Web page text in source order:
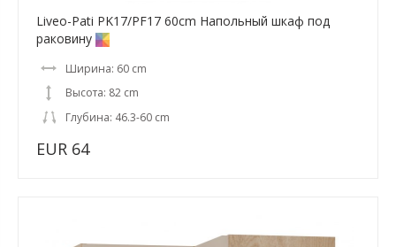
Liveo-Pati PK17/PF17 60cm Напольный шкаф под
раковину
Ширина: 60 cm
Высота: 82 cm
Глубина: 46.3-60 cm
EUR 64